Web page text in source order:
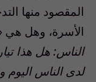
المقصود منها
الأسرة، وهل هي
الناس: هل هذا
لدى الناس